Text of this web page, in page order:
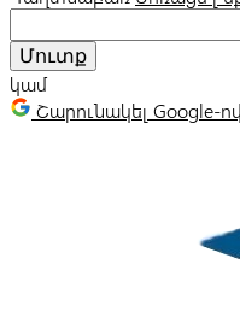
Մուտք
կամ
Շարունակել Google-ով